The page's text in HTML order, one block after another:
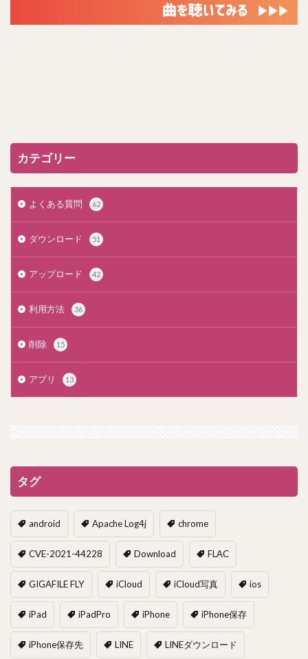
カテゴリー
よくある質問 62
ダウンロード 51
アップロード 42
利用方法 36
削除 15
アプリ 13
タグ
android Apache Log4j chrome
CVE-2021-44228 Download FLAC
GIGAFILE FLY iCloud iCloud写真 ios
iPad iPadPro iPhone iPhone保存
iPhone保存先 LINE LINEダウンロード